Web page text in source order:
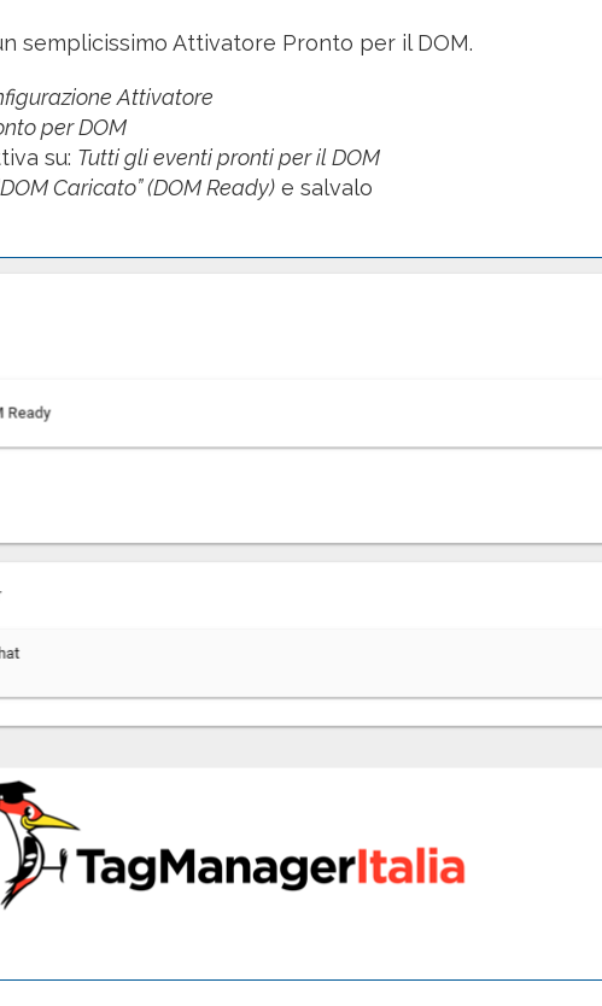
semplicissimo Attivatore Pronto per il DOM.
Attivatore
per DOM
su: Tutti gli eventi pronti per il DOM
Caricato” (DOM Ready) e salvalo